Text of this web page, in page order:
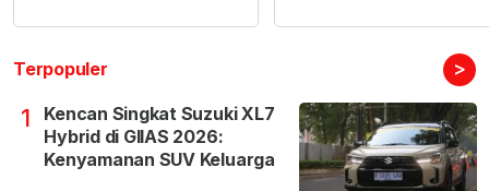
Terpopuler >
1
Kencan Singkat Suzuki XL7
Hybrid di GIIAS 2026:
Kenyamanan SUV Keluarga